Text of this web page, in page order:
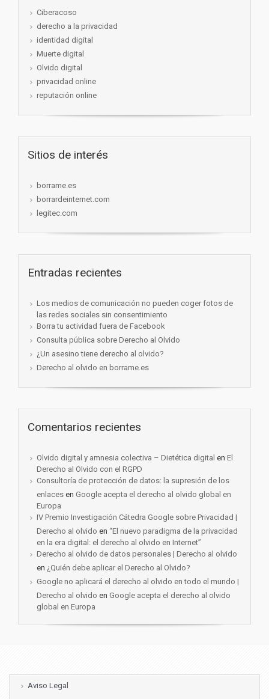
Ciberacoso
derecho a la privacidad
identidad digital
Muerte digital
Olvido digital
privacidad online
reputación online
Sitios de interés
borrame.es
borrardeinternet.com
legitec.com
Entradas recientes
Los medios de comunicación no pueden coger fotos de
las redes sociales sin consentimiento
Borra tu actividad fuera de Facebook
Consulta pública sobre Derecho al Olvido
¿Un asesino tiene derecho al olvido?
Derecho al olvido en borrame.es
Comentarios recientes
Olvido digital y amnesia colectiva – Dietética digital en El
Derecho al Olvido con el RGPD
Consultoría de protección de datos: la supresión de los
enlaces en Google acepta el derecho al olvido global en
Europa
IV Premio Investigación Cátedra Google sobre Privacidad |
Derecho al olvido en “El nuevo paradigma de la privacidad
en la era digital: el derecho al olvido en Internet”
Derecho al olvido de datos personales | Derecho al olvido
en ¿Quién debe aplicar el Derecho al Olvido?
Google no aplicará el derecho al olvido en todo el mundo |
Derecho al olvido en Google acepta el derecho al olvido
global en Europa
Aviso Legal